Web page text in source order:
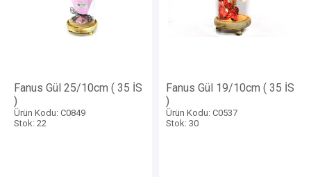
Fanus Gül 25/10cm ( 35 İS
)
Ürün Kodu: C0849
Stok: 22
Fanus Gül 19/10cm ( 35 İS
)
Ürün Kodu: C0537
Stok: 30